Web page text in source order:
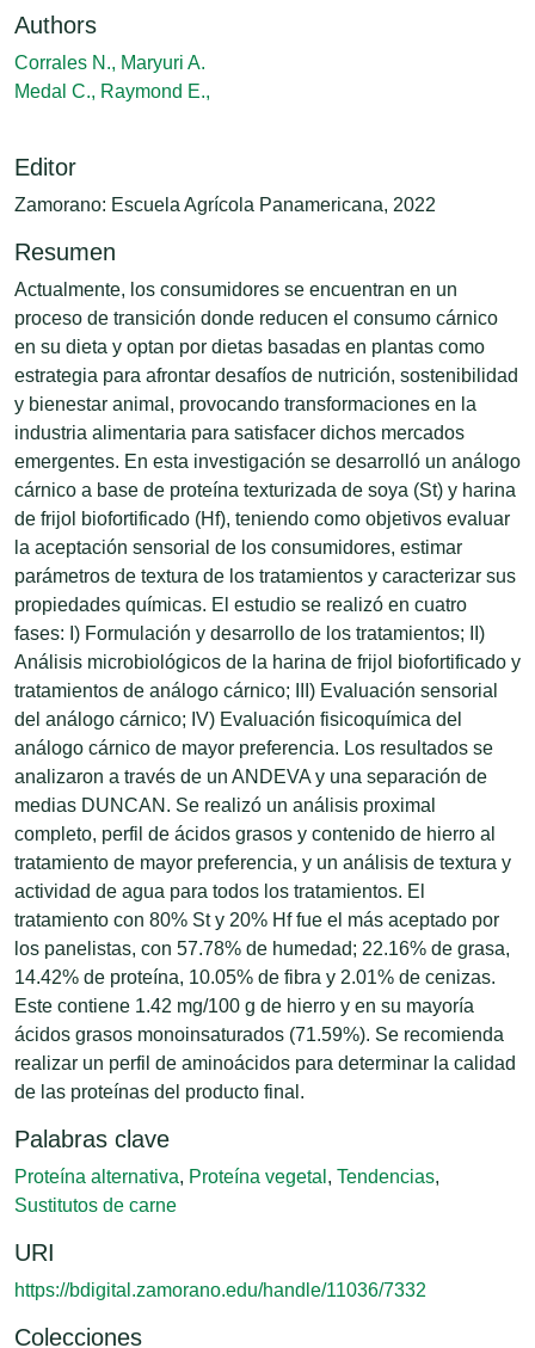
Authors
Corrales N., Maryuri A.
Medal C., Raymond E.,
Editor
Zamorano: Escuela Agrícola Panamericana, 2022
Resumen
Actualmente, los consumidores se encuentran en un
proceso de transición donde reducen el consumo cárnico
en su dieta y optan por dietas basadas en plantas como
estrategia para afrontar desafíos de nutrición, sostenibilidad
y bienestar animal, provocando transformaciones en la
industria alimentaria para satisfacer dichos mercados
emergentes. En esta investigación se desarrolló un análogo
cárnico a base de proteína texturizada de soya (St) y harina
de frijol biofortificado (Hf), teniendo como objetivos evaluar
la aceptación sensorial de los consumidores, estimar
parámetros de textura de los tratamientos y caracterizar sus
propiedades químicas. El estudio se realizó en cuatro
fases: I) Formulación y desarrollo de los tratamientos; II)
Análisis microbiológicos de la harina de frijol biofortificado y
tratamientos de análogo cárnico; III) Evaluación sensorial
del análogo cárnico; IV) Evaluación fisicoquímica del
análogo cárnico de mayor preferencia. Los resultados se
analizaron a través de un ANDEVA y una separación de
medias DUNCAN. Se realizó un análisis proximal
completo, perfil de ácidos grasos y contenido de hierro al
tratamiento de mayor preferencia, y un análisis de textura y
actividad de agua para todos los tratamientos. El
tratamiento con 80% St y 20% Hf fue el más aceptado por
los panelistas, con 57.78% de humedad; 22.16% de grasa,
14.42% de proteína, 10.05% de fibra y 2.01% de cenizas.
Este contiene 1.42 mg/100 g de hierro y en su mayoría
ácidos grasos monoinsaturados (71.59%). Se recomienda
realizar un perfil de aminoácidos para determinar la calidad
de las proteínas del producto final.
Palabras clave
Proteína alternativa, Proteína vegetal , Tendencias,
Sustitutos de carne
URI
https://bdigital.zamorano.edu/handle/11036/7332
Colecciones